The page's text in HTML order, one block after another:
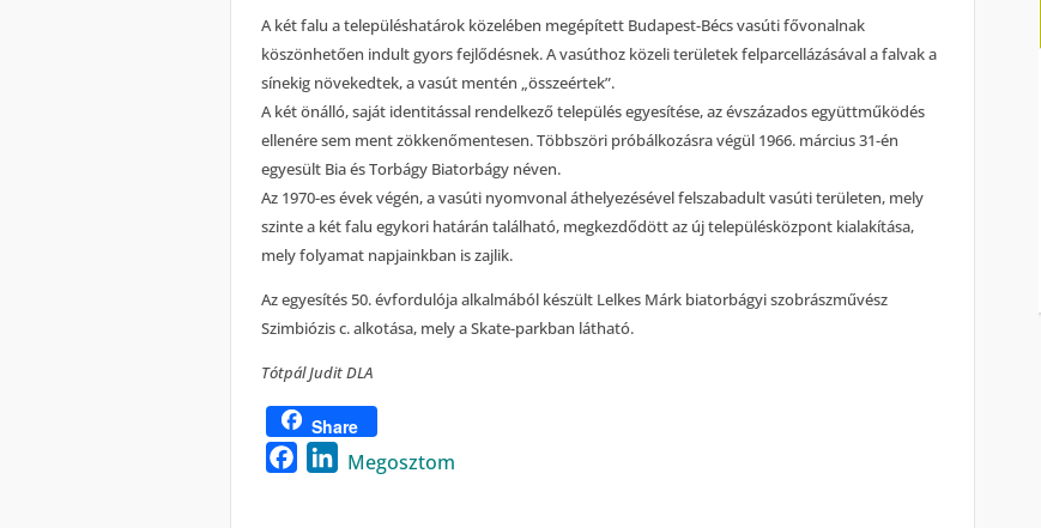
A két falu a településhatárok közelében megépített Budapest-Bécs vasúti fővonalnak
köszönhetően indult gyors fejlődésnek. A vasúthoz közeli területek felparcellázásával a falvak a
sínekig növekedtek, a vasút mentén „összeértek”.
A két önálló, saját identitással rendelkező település egyesítése, az évszázados együttműködés
ellenére sem ment zökkenőmentesen. Többszöri próbálkozásra végül 1966. március 31-én
egyesült Bia és Torbágy Biatorbágy néven.
Az 1970-es évek végén, a vasúti nyomvonal áthelyezésével felszabadult vasúti területen, mely
szinte a két falu egykori határán található, megkezdődött az új településközpont kialakítása,
mely folyamat napjainkban is zajlik.
Az egyesítés 50. évfordulója alkalmából készült Lelkes Márk biatorbágyi szobrászművész
Szimbiózis c. alkotása, mely a Skate-parkban látható.
Tótpál Judit DLA
Share
FacebookLinkedIn
Megosztom